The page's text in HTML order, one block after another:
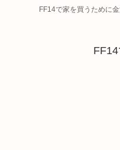
FF14で家を買うために